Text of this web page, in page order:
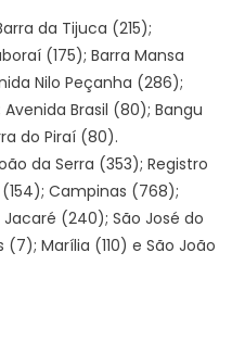
da Tijuca (215);
(175); Barra Mansa
Nilo Peçanha (286);
Avenida Brasil (80); Bangu
do Piraí (80).
da Serra (353); Registro
Campinas (768);
(240); São José do
Marília (110) e São João